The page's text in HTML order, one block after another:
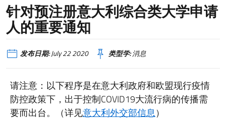
针对预注册意大利综合类大学申请
人的重要通知
发布日期:July 22 2020 类型学:消息
请注意：以下程序是在意大利政府和欧盟现行疫情
防控政策下，出于控制COVID19大流行病的传播需
要而出台。（详见意大利外交部信息）